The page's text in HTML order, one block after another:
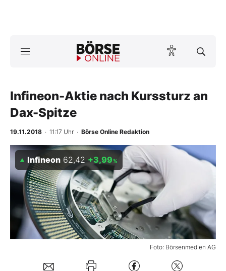
Anlageprodukte
Finanz-Check
Abo & Shop
BO-Musterdepots
Experten
Mein B:O
Infineon-Aktie nach Kurssturz an
Dax-Spitze
19.11.2018 · 11:17 Uhr · Börse Online Redaktion
Foto: Börsenmedien AG
Infineon 62,42 +3,99 %